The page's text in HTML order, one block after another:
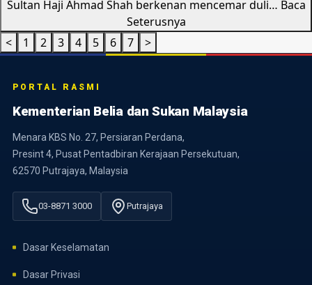
Sultan Haji Ahmad Shah berkenan mencemar duli… Baca
Seterusnya
<
1 2 3 4 5 6 7 >
PORTAL RASMI
Kementerian Belia dan Sukan Malaysia
Menara KBS No. 27, Persiaran Perdana,
Presint 4, Pusat Pentadbiran Kerajaan Persekutuan,
62570 Putrajaya, Malaysia
03-8871 3000 Putrajaya
Dasar Keselamatan
Dasar Privasi